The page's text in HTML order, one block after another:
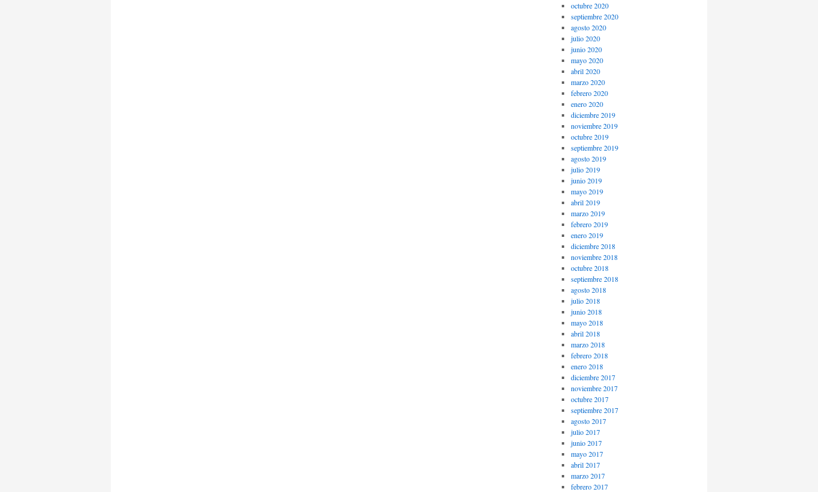
octubre 2020
septiembre 2020
agosto 2020
julio 2020
junio 2020
mayo 2020
abril 2020
marzo 2020
febrero 2020
enero 2020
diciembre 2019
noviembre 2019
octubre 2019
septiembre 2019
agosto 2019
julio 2019
junio 2019
mayo 2019
abril 2019
marzo 2019
febrero 2019
enero 2019
diciembre 2018
noviembre 2018
octubre 2018
septiembre 2018
agosto 2018
julio 2018
junio 2018
mayo 2018
abril 2018
marzo 2018
febrero 2018
enero 2018
diciembre 2017
noviembre 2017
octubre 2017
septiembre 2017
agosto 2017
julio 2017
junio 2017
mayo 2017
abril 2017
marzo 2017
febrero 2017